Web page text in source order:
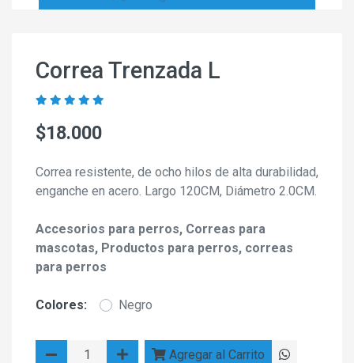
Correa Trenzada L
$18.000
Correa resistente, de ocho hilos de alta durabilidad,
enganche en acero. Largo 120CM, Diámetro 2.0CM.
Accesorios para perros, Correas para
mascotas, Productos para perros, correas
para perros
Colores: Negro
Agregar al Carrito